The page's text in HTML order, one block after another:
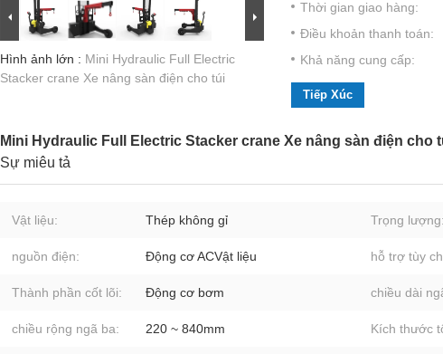
Hình ảnh lớn : Mini Hydraulic Full Electric
Stacker crane Xe nâng sàn điện cho túi
Thời gian giao hàng:
Điều khoản thanh toán:
Khả năng cung cấp:
Tiếp Xúc
Mini Hydraulic Full Electric Stacker crane Xe nâng sàn điện cho
Sự miêu tả
Vật liệu: Thép không gỉ Trọng lượng:
nguồn điện: Động cơ ACVật liệu hỗ trợ tùy
Thành phần cốt lõi: Động cơ bơm chiều dài
chiều rộng ngã ba: 220 ~ 840mm Kích thước